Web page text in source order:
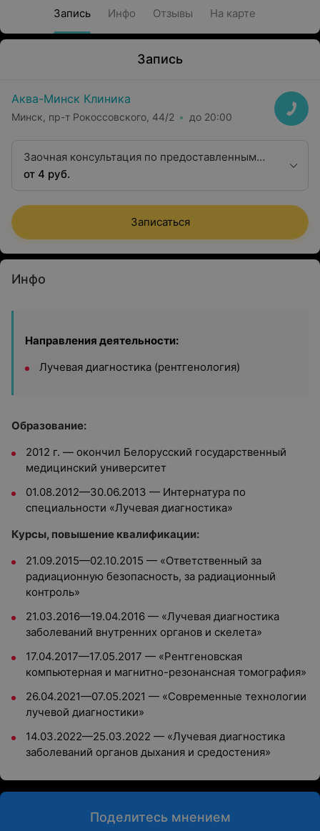
Запись Инфо Отзывы На карте
Запись
Аква-Минск Клиника
Минск, пр-т Рокоссовского, 44/2 до 20:00
Заочная консультация по предоставленным
рентгенограммам с оформлением
от 4 руб.
Записаться
Инфо
Направления деятельности:
Лучевая диагностика (рентгенология)
Образование:
2012 г. — окончил Белорусский государственный
медицинский университет
01.08.2012—30.06.2013 — Интернатура по
специальности «Лучевая диагностика»
Курсы, повышение квалификации:
21.09.2015—02.10.2015 — «Ответственный за
радиационную безопасность, за радиационный
контроль»
21.03.2016—19.04.2016 — «Лучевая диагностика
заболеваний внутренних органов и скелета»
17.04.2017—17.05.2017 — «Рентгеновская
компьютерная и магнитно-резонансная томография»
26.04.2021—07.05.2021 — «Современные технологии
лучевой диагностики»
14.03.2022—25.03.2022 — «Лучевая диагностика
заболеваний органов дыхания и средостения»
Поделитесь мнением